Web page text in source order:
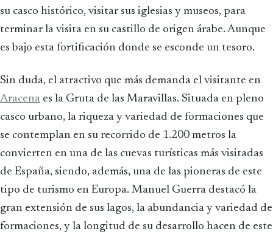
su casco histórico, visitar sus iglesias y museos, para
terminar la visita en su castillo de origen árabe. Aunque
es bajo esta fortificación donde se esconde un tesoro.
Sin duda, el atractivo que más demanda el visitante en
Aracena es la Gruta de las Maravillas. Situada en pleno
casco urbano, la riqueza y variedad de formaciones que
se contemplan en su recorrido de 1.200 metros la
convierten en una de las cuevas turísticas más visitadas
de España, siendo, además, una de las pioneras de este
tipo de turismo en Europa. Manuel Guerra destacó la
gran extensión de sus lagos, la abundancia y variedad de
formaciones, y la longitud de su desarrollo hacen de este